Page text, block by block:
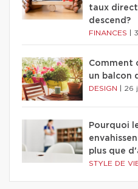
taux
descend?
FINANCES
Comment
un balcon
DESIGN 26
Pourquoi
plus que
STYLE DE